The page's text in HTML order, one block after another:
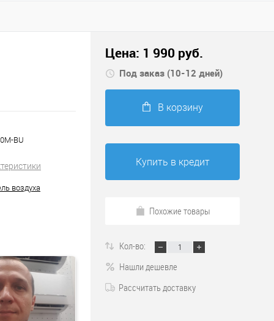
BU
воздуха
Цена: 1 990 руб.
Под заказ (10-12 дней)
В корзину
Купить в кредит
Похожие товары
Кол-во:
Нашли дешевле
Рассчитать доставку